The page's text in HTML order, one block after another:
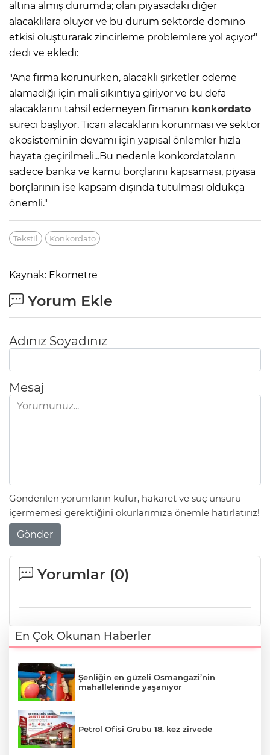
altına almış durumda; olan piyasadaki diğer
alacaklılara oluyor ve bu durum sektörde domino
etkisi oluşturarak zincirleme problemlere yol açıyor"
dedi ve ekledi:
"Ana firma korunurken, alacaklı şirketler ödeme
alamadığı için mali sıkıntıya giriyor ve bu defa
alacaklarını tahsil edemeyen firmanın konkordato
süreci başlıyor. Ticari alacakların korunması ve sektör
ekosisteminin devamı için yapısal önlemler hızla
hayata geçirilmeli...Bu nedenle konkordatoların
sadece banka ve kamu borçlarını kapsaması, piyasa
borçlarının ise kapsam dışında tutulması oldukça
önemli."
Tekstil Konkordato
Kaynak: Ekometre
Yorum Ekle
Adınız Soyadınız
Mesaj
Gönderilen yorumların küfür, hakaret ve suç unsuru
içermemesi gerektiğini okurlarımıza önemle hatırlatırız!
Gönder
Yorumlar (0)
En Çok Okunan Haberler
Şenliğin en güzeli Osmangazi’nin
mahallelerinde yaşanıyor
Petrol Ofisi Grubu 18. kez zirvede